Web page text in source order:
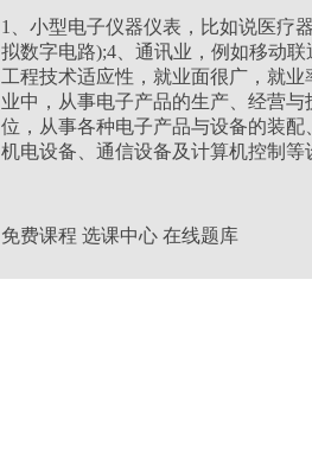
学习形式：业余
学制： 2.5年
1、小型电子仪器仪表，比如说医疗
拟数字电路);4、通讯业，例如移动
工程技术适应性，就业面很广，就
业中，从事电子产品的生产、经营
位，从事各种电子产品与设备的装
机电设备、通信设备及计算机控制等
免费课程 选课中心 在线题库